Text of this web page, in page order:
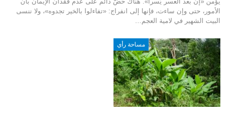
الأمور، حتى وإن ساءت، فإنها إلى انفراج: «تفاءلوا بالخير تجدوه»، ولا ننسى
البيت الشهير في لامية العجم…
مساحة رأي